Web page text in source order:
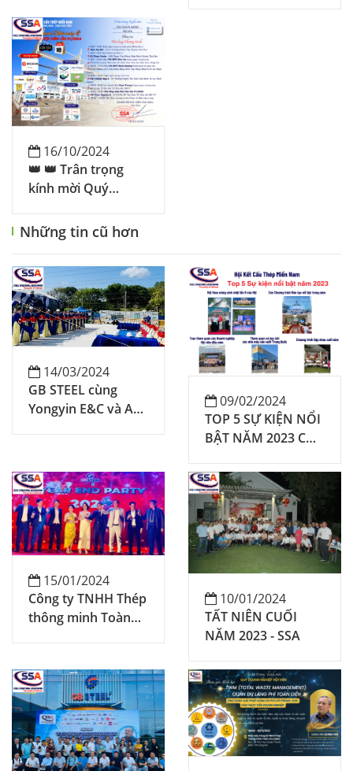
Giao Việc Hiệu Quả"
- ngày 18/08/2024
16/10/2024
👑 👑 Trân trọng
kính mời Quý
Doanh Nghiệp Hội
viên tham dự
chương trình
"THAM QUAN NHÀ
MÁY & HỌP MẶT
HỘI VIÊN LẦN
IV/2024" do Hội KCT
chức: 🍾 🎆
Những tin cũ hơn
14/03/2024
GB STEEL cùng
Yongyin E&C và AK
09/02/2024
TOP 5 SỰ KIỆN NỔI
BẬT NĂM 2023 CỦA
MIỀN NAM (SSA)
15/01/2024
Công ty TNHH Thép
thông minh Toàn
ra
10/01/2024
TẤT NIÊN CUỐI
NĂM 2023 - SSA